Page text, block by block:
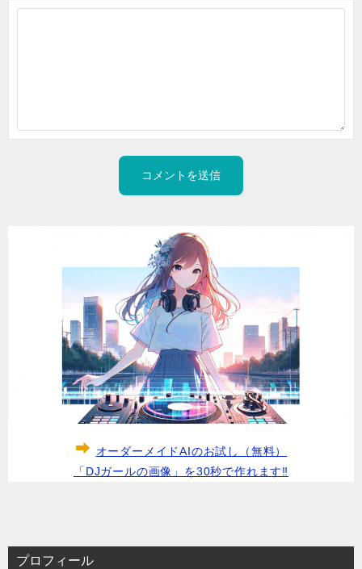
オーダーメイドAIのお試し（無料）
「DJガールの画像」を30秒で作れます‼
プロフィール